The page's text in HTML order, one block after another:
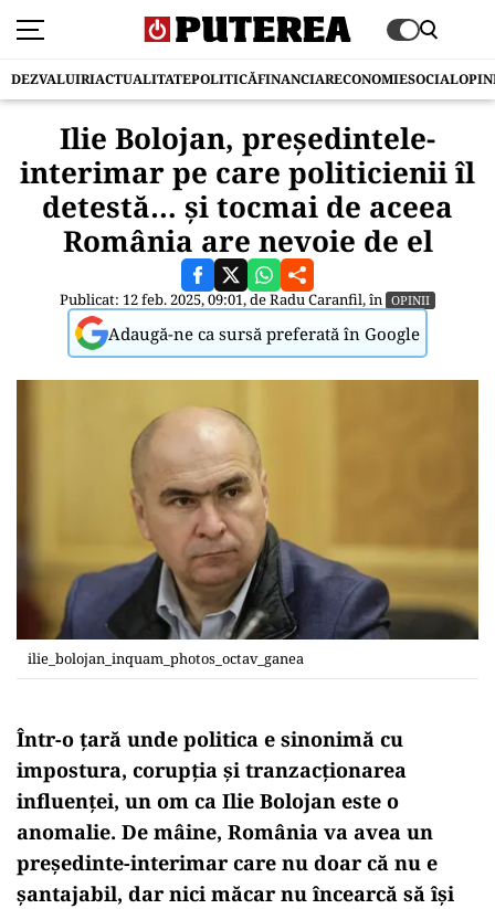
DEZVALUIRIACTUALITATEPOLITICĂFINANCIARECONOMIESOCIAL
Ilie Bolojan, președintele-
interimar pe care politicienii îl
detestă… și tocmai de aceea
România are nevoie de el
Publicat: 12 feb. 2025, 09:01, deRadu Caranfil, în OPINII
Adaugă-ne ca sursă preferată în Google
ilie_bolojan_inquam_photos_octav_ganea
Într-o țară unde politica e sinonimă cu
impostura, corupția și tranzacționarea
influenței, un om ca Ilie Bolojan este o
anomalie. De mâine, România va avea un
președinte-interimar care nu doar că nu e
șantajabil, dar nici măcar nu încearcă să își